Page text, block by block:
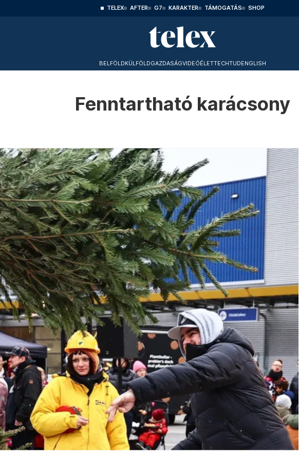
TELEX AFTER G7 KARAKTER TÁMOGATÁS SHOP
BELFÖLDKÜLFÖLDGAZDASÁGVIDEÓÉLETTECHTUDENGLISH
Fenntartható karácsony